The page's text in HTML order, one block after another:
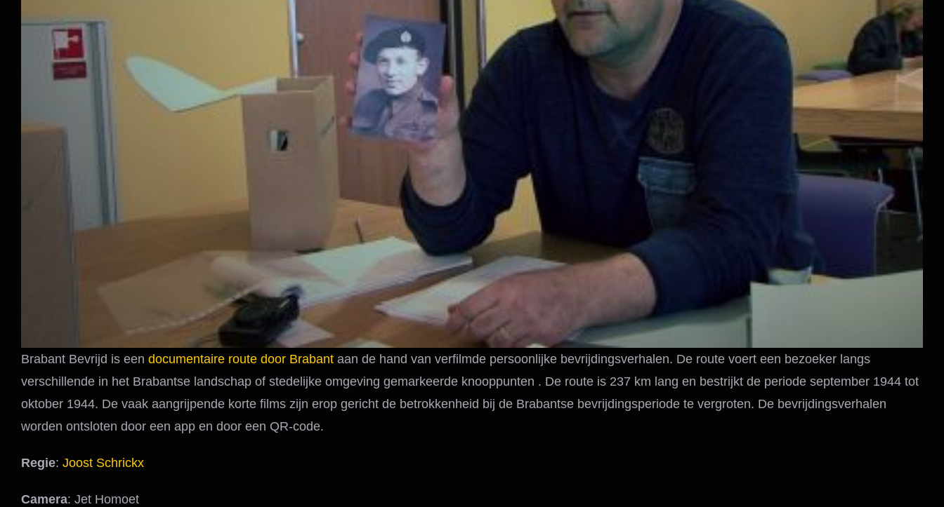
Brabant Bevrijd is een documentaire route door Brabant aan de hand van verfilmde persoonlijke bevrijdingsverhalen. De route voert een bezoeker langs
verschillende in het Brabantse landschap of stedelijke omgeving gemarkeerde knooppunten . De route is 237 km lang en bestrijkt de periode september 1944 tot
oktober 1944. De vaak aangrijpende korte films zijn erop gericht de betrokkenheid bij de Brabantse bevrijdingsperiode te vergroten. De bevrijdingsverhalen
worden ontsloten door een app en door een QR-code.
Regie: Joost Schrickx
Camera: Jet Homoet